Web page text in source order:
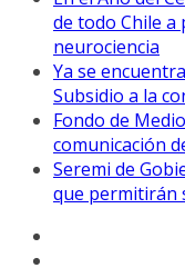
de todo Chile
neurociencia
Ya se
Subsidio a la
Fondo de
comunicación
Seremi de
que permitirán